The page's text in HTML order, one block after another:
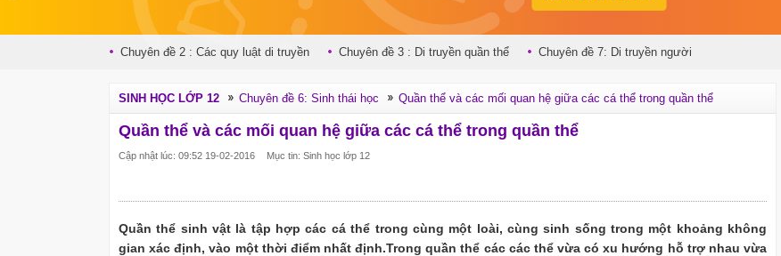
Chuyên đề 2 : Các quy luật di truyền Chuyên đề 3 : Di truyền quần thể Chuyên đề 7: Di truyền người
SINH HỌC LỚP 12 Chuyên đề 6: Sinh thái học Quần thể và các mối quan hệ giữa các cá thể trong quần thể
Quần thể và các mối quan hệ giữa các cá thể trong quần thể
Cập nhật lúc: 09:52 19-02-2016 Mục tin: Sinh học lớp 12
Quần thể sinh vật là tập hợp các cá thể trong cùng một loài, cùng sinh sống trong một khoảng không
gian xác định, vào một thời điểm nhất định.Trong quần thể các các thể vừa có xu hướng hỗ trợ nhau vừa